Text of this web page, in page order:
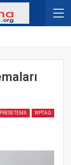
TEMA WPTAG